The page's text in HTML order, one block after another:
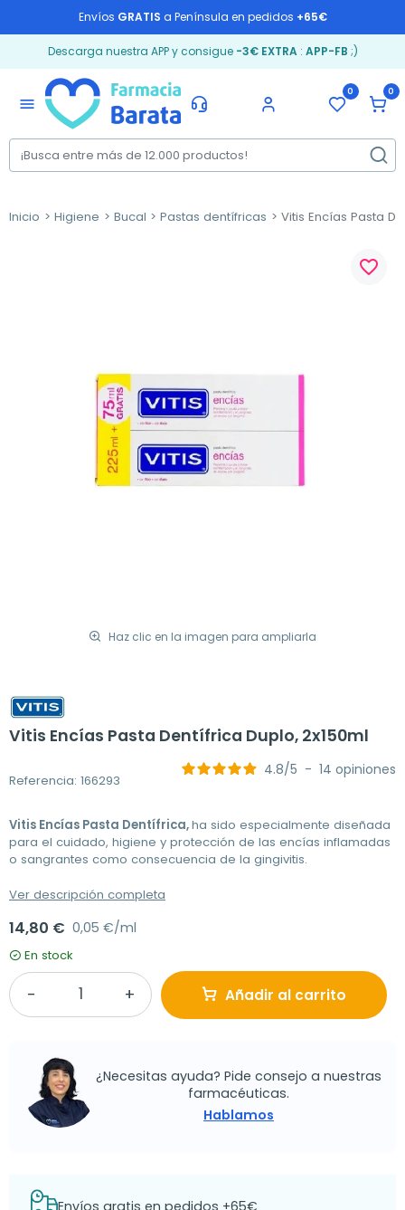
Envíos GRATIS a Península en pedidos +65€
Descarga nuestra APP y consigue -3€ EXTRA: APP-FB ;)
menu
0 0
Inicio Higiene Bucal Pastas dentífricas Vitis Encías Pasta
Haz clic en la imagen para ampliarla
favorite_border
Vitis Encías Pasta Dentífrica Duplo, 2x150ml
Referencia: 166293
4.8/5 - 14 opiniones
Vitis Encías Pasta Dentífrica,ha sido especialmente diseñada
para el cuidado, higiene y protección de las encías inflamadas
o sangrantes como consecuencia de la gingivitis.
Ver descripción completa
14,80 € 0,05 €/ml
En stock
Añadir al carrito
¿Necesitas ayuda? Pide consejo a nuestras
farmacéuticas.
Hablamos